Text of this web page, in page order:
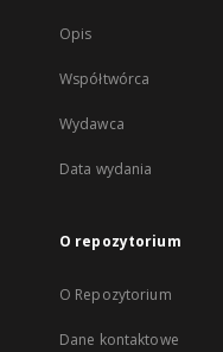
Opis
Współtwórca
Wydawca
Data wydania
O repozytorium
O Repozytorium
Dane kontaktowe